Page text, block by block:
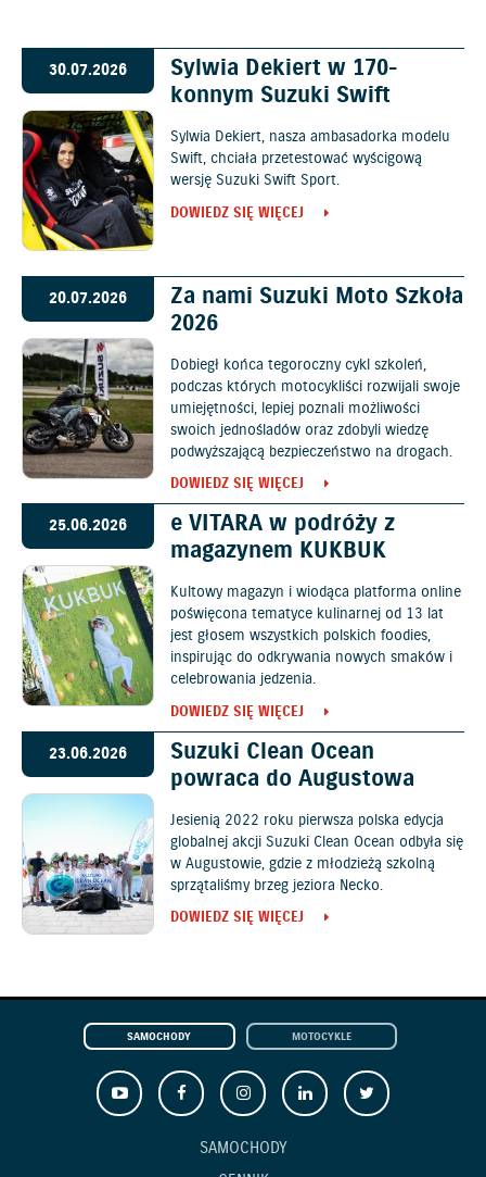
30.07.2026
Sylwia Dekiert w 170-
konnym Suzuki Swift
Sylwia Dekiert, nasza ambasadorka modelu
Swift, chciała przetestować wyścigową
wersję Suzuki Swift Sport.
DOWIEDZ SIĘ WIĘCEJ
20.07.2026
Za nami Suzuki Moto Szkoła
2026
Dobiegł końca tegoroczny cykl szkoleń,
podczas których motocykliści rozwijali swoje
umiejętności, lepiej poznali możliwości
swoich jednośladów oraz zdobyli wiedzę
podwyższającą bezpieczeństwo na drogach.
DOWIEDZ SIĘ WIĘCEJ
25.06.2026
e VITARA w podróży z
magazynem KUKBUK
Kultowy magazyn i wiodąca platforma online
poświęcona tematyce kulinarnej od 13 lat
jest głosem wszystkich polskich foodies,
inspirując do odkrywania nowych smaków i
celebrowania jedzenia.
DOWIEDZ SIĘ WIĘCEJ
23.06.2026
Suzuki Clean Ocean
powraca do Augustowa
Jesienią 2022 roku pierwsza polska edycja
globalnej akcji Suzuki Clean Ocean odbyła się
w Augustowie, gdzie z młodzieżą szkolną
sprzątaliśmy brzeg jeziora Necko.
DOWIEDZ SIĘ WIĘCEJ
SAMOCHODY MOTOCYKLE
SAMOCHODY